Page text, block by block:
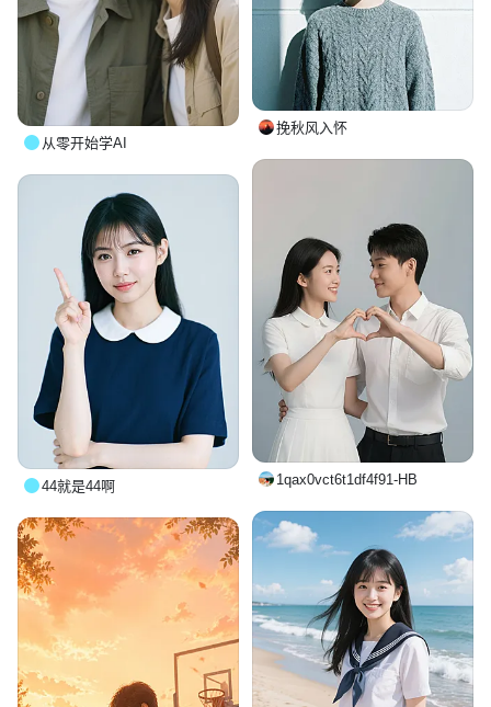
从零开始学AI
挽秋风入怀
1qax0vct6t1df4f91-HB
44就是44啊